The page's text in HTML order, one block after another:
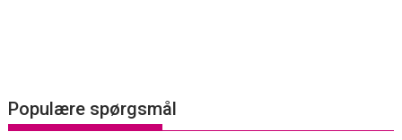
Populære spørgsmål